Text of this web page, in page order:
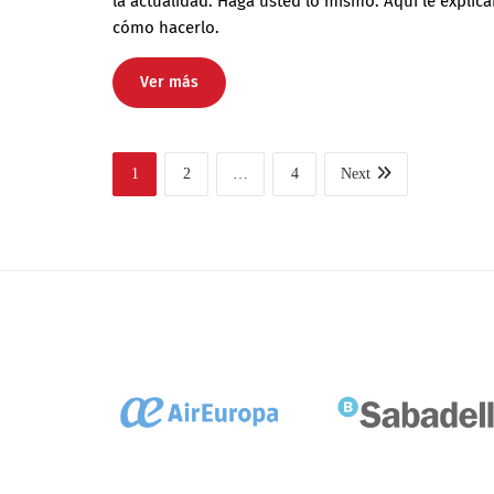
cómo hacerlo.
Ver más
1 2 4 Next